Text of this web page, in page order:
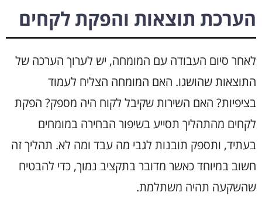
הערכת תוצאות והפקת לקחים
לאחר סיום העבודה עם המומחה, יש לערוך הערכה של
התוצאות שהושגו. האם המומחה הצליח לעמוד
בציפיות? האם השירות שקיבל לקוח היה מספק? הפקת
לקחים מהתהליך תסייע בשיפור הבחירה במומחים
בעתיד, ותספק תובנות לגבי מה עבד ומה לא. תהליך זה
חשוב במיוחד כאשר מדובר בתקציב נמוך, כדי להבטיח
שהשקעה תהיה משתלמת.